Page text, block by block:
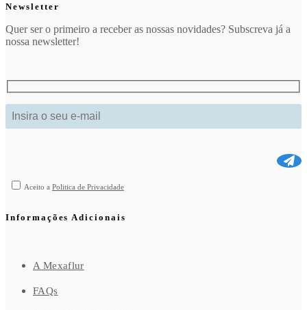
Newsletter
Quer ser o primeiro a receber as nossas novidades? Subscreva já a
nossa newsletter!
Aceito a Politica de Privacidade
Informações Adicionais
A Mexaflur
FAQs